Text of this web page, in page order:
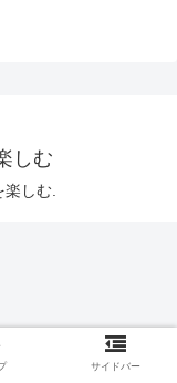
しむ
しむ.
サイドバー